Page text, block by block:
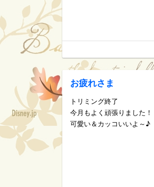
お疲れさま
トリミング終了
今月もよく頑張りました！
可愛い＆カッコいいよ～♪